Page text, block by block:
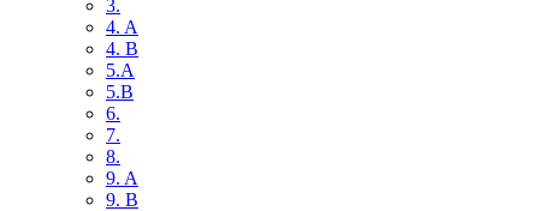
3.
4. A
4. B
5.A
5.B
6.
7.
8.
9. A
9. B